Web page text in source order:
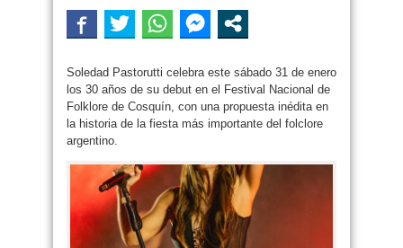
Soledad Pastorutti celebra este sábado 31 de enero
los 30 años de su debut en el Festival Nacional de
Folklore de Cosquín, con una propuesta inédita en
la historia de la fiesta más importante del folclore
argentino.